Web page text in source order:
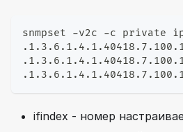
snmpset -v2c -c private
ifindex - номер